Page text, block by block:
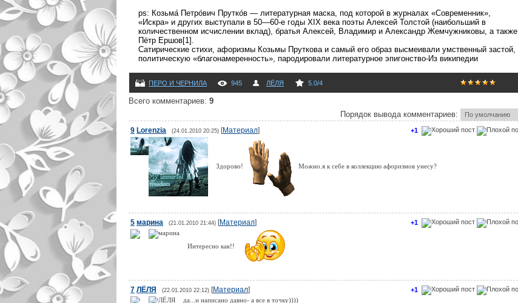
ps: Козьма́ Петро́вич Прутко́в — литературная маска, под которой в журналах «Современник»,
«Искра» и других выступали в 50—60-е годы XIX века поэты Алексей Толстой (наибольший в
количественном исчислении вклад), братья Алексей, Владимир и Александр Жемчужниковы, а также
Пётр Ершов[1].
Сатирические стихи, афоризмы Козьмы Пруткова и самый его образ высмеивали умственный застой,
политическую «благонамеренность», пародировали литературное эпигонство-Из википедии
ПЕРО И ЧЕРНИЛА 945 ЛЁЛЯ 5.0/4
Всего комментариев: 9
Порядок вывода комментариев:
+1
9 Lorenzia (24.01.2010 20:25) [Материал]
Здорово! Можно.я к себе в коллекцию афоризмов унесу?
+1
5 марина (21.01.2010 21:44) [Материал]
Интересно как!!
+1
7 ЛЁЛЯ (22.01.2010 22:12) [Материал]
да...и написано давно- а все в точку))))